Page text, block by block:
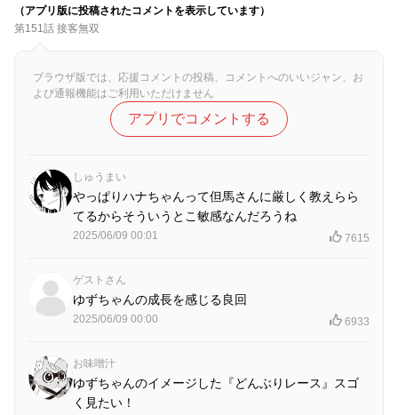
（アプリ版に投稿されたコメントを表示しています）
第151話 接客無双
ブラウザ版では、応援コメントの投稿、コメントへのいいジャン、お
よび通報機能はご利用いただけません
アプリでコメントする
しゅうまい
やっぱりハナちゃんって但馬さんに厳しく教えらら
てるからそういうとこ敏感なんだろうね
2025/06/09 00:01 7615
ゲストさん
ゆずちゃんの成長を感じる良回
2025/06/09 00:00 6933
お味噌汁
ゆずちゃんのイメージした『どんぶりレース』スゴ
く見たい！